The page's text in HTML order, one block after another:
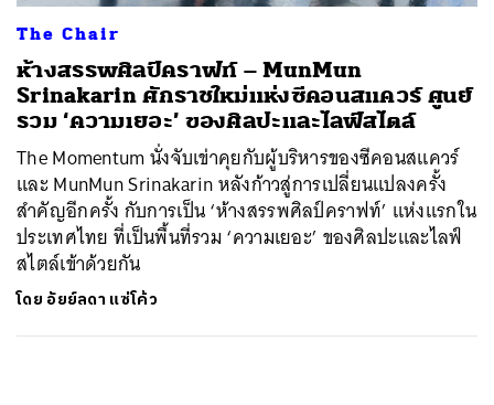
The Chair
ห้างสรรพศิลป์คราฟท์ – MunMun
Srinakarin ศักราชใหม่แห่งซีคอนสแควร์ ศูนย์
รวม ‘ความเยอะ’ ของศิลปะและไลฟ์สไตล์
The Momentum นั่งจับเข่าคุยกับผู้บริหารของซีคอนสแควร์
และ MunMun Srinakarin หลังก้าวสู่การเปลี่ยนแปลงครั้ง
สำคัญอีกครั้ง กับการเป็น ‘ห้างสรรพศิลป์คราฟท์’ แห่งแรกใน
ประเทศไทย ที่เป็นพื้นที่รวม ‘ความเยอะ’ ของศิลปะและไลฟ์
สไตล์เข้าด้วยกัน
โดย อัยย์ลดา แซ่โค้ว
SHARE